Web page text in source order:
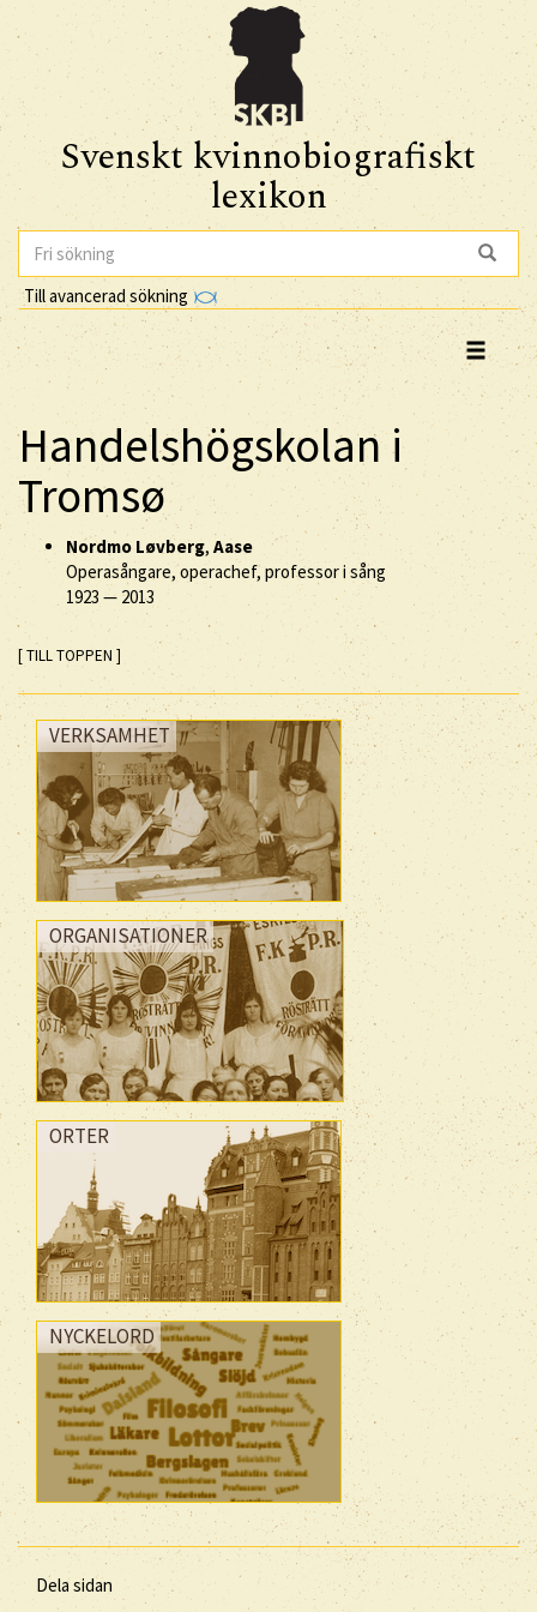
Svenskt kvinnobiografiskt
lexikon
Till avancerad sökning
Handelshögskolan i
Tromsø
Nordmo Løvberg, Aase
Operasångare, operachef, professor i sång
1923 — 2013
[ TILL TOPPEN ]
VERKSAMHET
ORGANISATIONER
ORTER
NYCKELORD
Dela sidan